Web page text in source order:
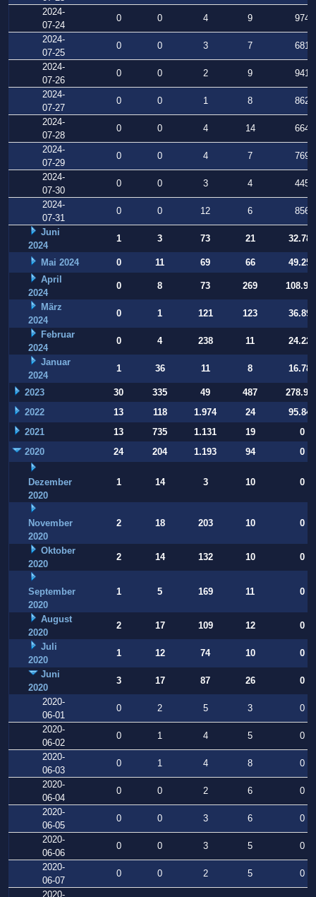
2024-
07-24
0 0 4 9
974
2024-
07-25
0 0 3 7
681
2024-
07-26
0 0 2 9
941
2024-
07-27
0 0 1 8
862
2024-
07-28
0 0 4 14
664
2024-
07-29
0 0 4 7
769
2024-
07-30
0 0 3 4
445
2024-
07-31
0 0 12 6
856
Juni
2024
1 3 73 21 32.784
Mai 2024 0 11 69 66
49.253
April
2024
0 8 73 269
März
2024
0 1 121 123
36.896
Februar
2024
0 4 238 11
24.220
Januar
2024
1 36 11 8 16.786
2023 30 335 49 487
2022
13 118 1.974 24
95.847
2021
13 735 1.131 19
0
2020
24 204 1.193 94 0
Dezember
2020
1 14 3 10 0
November
2020
2 18 203 10 0
Oktober
2020
2 14 132 10 0
September
2020
1 5 169 11 0
August
2020
2 17 109 12
0
Juli
2020
1 12 74 10
0
Juni
2020
3 17 87 26
0
2020-
06-01
0 2 5 3
0
2020-
06-02
0 1 4 5
0
2020-
06-03
0 1 4 8
0
2020-
06-04
0 0 2 6
0
2020-
06-05
0 0 3 6
0
2020-
06-06
0 0 3 5
0
2020-
06-07
0 0 2 5
0
2020-